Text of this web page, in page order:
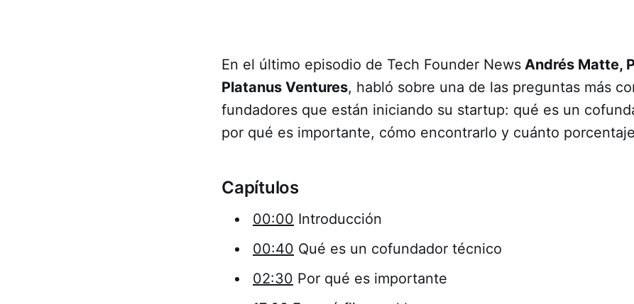
En el último episodio de Tech Founder News Andrés Matte,
Platanus Ventures, habló sobre una de las preguntas más
fundadores que están iniciando su startup: qué es un
por qué es importante, cómo encontrarlo y cuánto
Capítulos
00:00 Introducción
00:40 Qué es un cofundador técnico
02:30 Por qué es importante